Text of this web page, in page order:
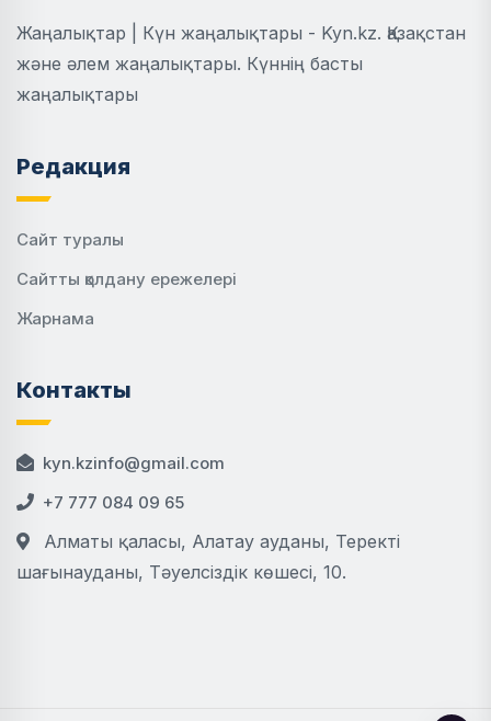
Жаңалықтар | Күн жаңалықтары - Kyn.kz. Қазақстан
және әлем жаңалықтары. Күннің басты
жаңалықтары
Редакция
Сайт туралы
Сайтты қолдану ережелері
Жарнама
Контакты
kyn.kzinfo@gmail.com
+7 777 084 09 65
Алматы қаласы, Алатау ауданы, Теректі
шағынауданы, Тәуелсіздік көшесі, 10.